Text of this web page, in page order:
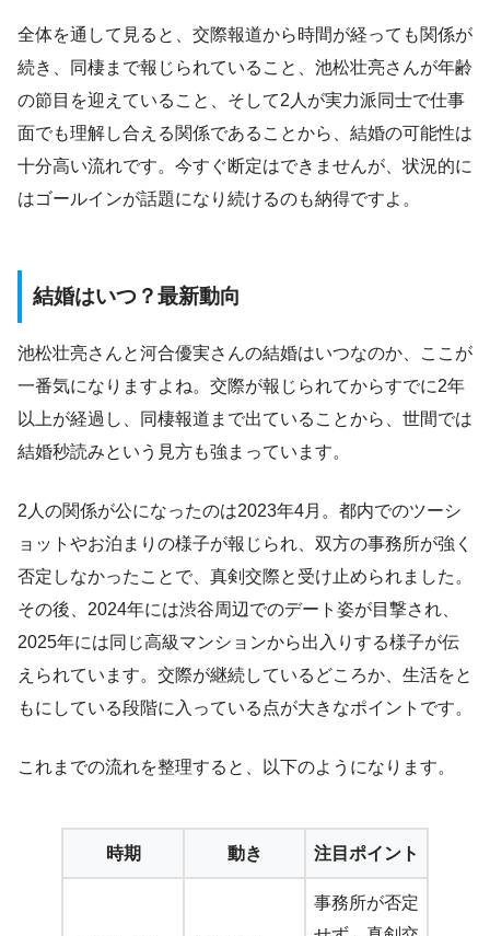
全体を通して見ると、交際報道から時間が経っても関係が
続き、同棲まで報じられていること、池松壮亮さんが年齢
の節目を迎えていること、そして2人が実力派同士で仕事
面でも理解し合える関係であることから、結婚の可能性は
十分高い流れです。今すぐ断定はできませんが、状況的に
はゴールインが話題になり続けるのも納得ですよ。
結婚はいつ？最新動向
池松壮亮さんと河合優実さんの結婚はいつなのか、ここが
一番気になりますよね。交際が報じられてからすでに2年
以上が経過し、同棲報道まで出ていることから、世間では
結婚秒読みという見方も強まっています。
2人の関係が公になったのは2023年4月。都内でのツーシ
ョットやお泊まりの様子が報じられ、双方の事務所が強く
否定しなかったことで、真剣交際と受け止められました。
その後、2024年には渋谷周辺でのデート姿が目撃され、
2025年には同じ高級マンションから出入りする様子が伝
えられています。交際が継続しているどころか、生活をと
もにしている段階に入っている点が大きなポイントです。
これまでの流れを整理すると、以下のようになります。
時期 動き 注目ポイント
事務所が否定